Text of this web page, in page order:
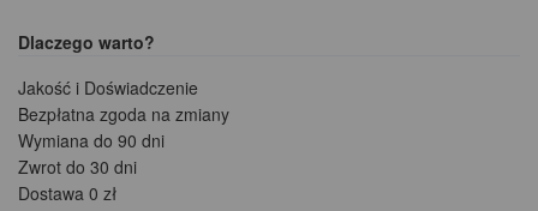
Dlaczego warto?
Jakość i Doświadczenie
Bezpłatna zgoda na zmiany
Wymiana do 90 dni
Zwrot do 30 dni
Dostawa 0 zł